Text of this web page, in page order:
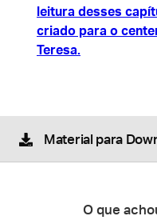
leitura desses
criado para o
Teresa.
Material para
O que